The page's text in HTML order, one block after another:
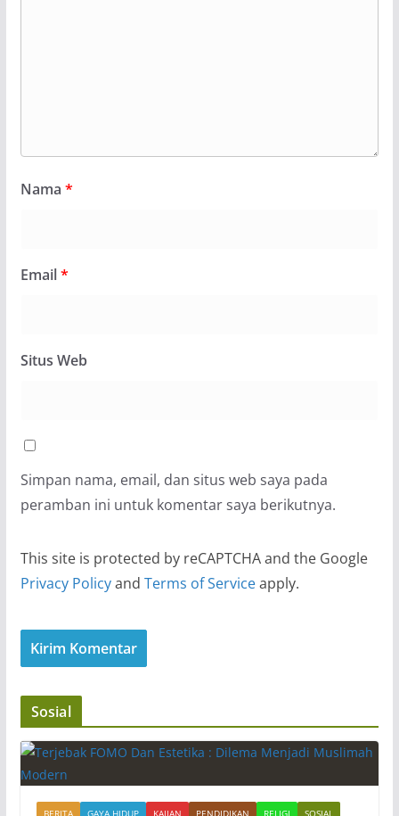
Nama *
Email*
Situs Web
Simpan nama, email, dan situs web saya pada
peramban ini untuk komentar saya berikutnya.
This site is protected by reCAPTCHA and the Google
Privacy Policyand Terms of Serviceapply.
Sosial
BERITA GAYA HIDUP KAJIAN PENDIDIKAN RELIGI
SOSIAL